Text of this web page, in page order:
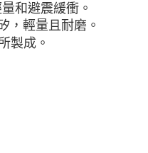
和避震緩衝。
，輕量且耐磨。
製成。